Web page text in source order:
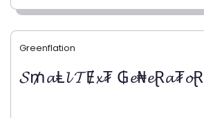
Greenflation
𝓢₥𝓪Ⱡ𝓵 𝓣Ɇ𝔁₮ ₲𝓮₦𝓮Ɽ𝓪₮𝓸Ɽ